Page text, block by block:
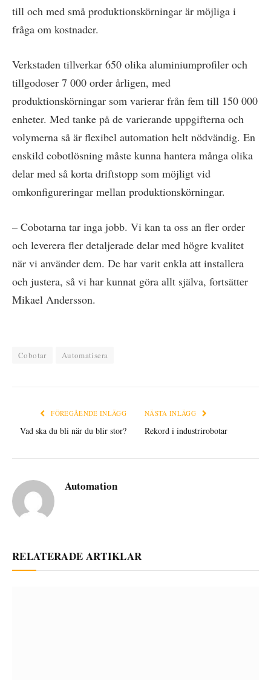
till och med små produktionskörningar är möjliga i
fråga om kostnader.
Verkstaden tillverkar 650 olika aluminiumprofiler och
tillgodoser 7 000 order årligen, med
produktionskörningar som varierar från fem till 150 000
enheter. Med tanke på de varierande uppgifterna och
volymerna så är flexibel automation helt nödvändig. En
enskild cobotlösning måste kunna hantera många olika
delar med så korta driftstopp som möjligt vid
omkonfigureringar mellan produktionskörningar.
– Cobotarna tar inga jobb. Vi kan ta oss an fler order
och leverera fler detaljerade delar med högre kvalitet
när vi använder dem. De har varit enkla att installera
och justera, så vi har kunnat göra allt själva, fortsätter
Mikael Andersson.
Cobotar Automatisera
FÖREGÅENDE INLÄGG
Vad ska du bli när du blir stor?
NÄSTA INLÄGG
Rekord i industrirobotar
Automation
RELATERADE ARTIKLAR